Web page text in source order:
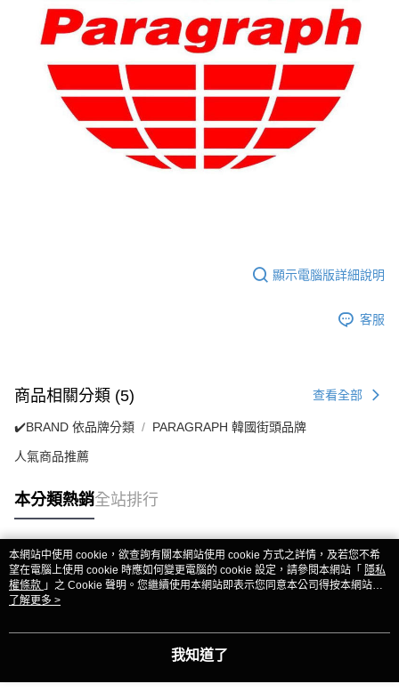
每筆NT$150，滿NT$6,000(含以上)免運費
免運費
顯示電腦版詳細說明
客服
商品相關分類 (5) 查看全部
✔️BRAND 依品牌分類 PARAGRAPH 韓國街頭品牌
人氣商品推薦
本分類熱銷全站排行
熱門標籤
本網站中使用 cookie，欲查詢有關本網站使用 cookie 方式之詳情，及若您不希
望在電腦上使用 cookie 時應如何變更電腦的 cookie 設定，請參閱本網站「 隱私
權條款 」之 Cookie 聲明。您繼續使用本網站即表示您同意本公司得按本網站使
用條款之 Cookie 聲明使用 cookie。
了解更多 >
我知道了